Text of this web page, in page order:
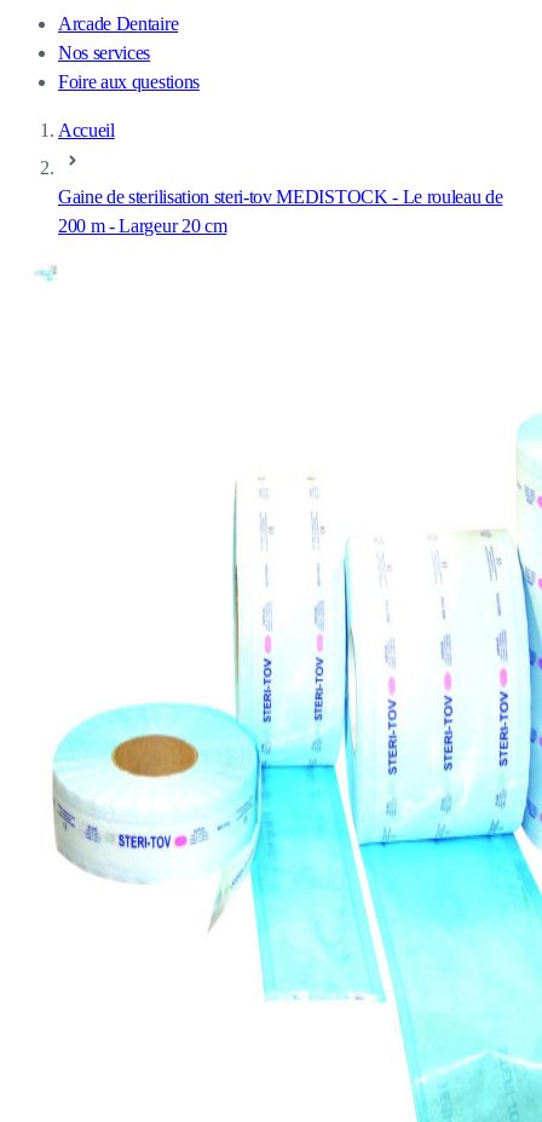
Arcade Dentaire
Nos services
Foire aux questions
Accueil
Gaine de sterilisation steri-tov MEDISTOCK - Le rouleau de
200 m - Largeur 20 cm